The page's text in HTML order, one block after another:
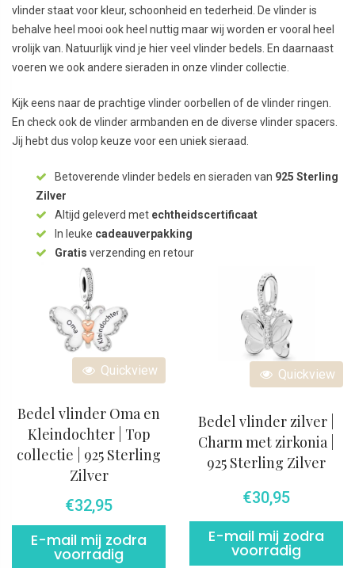
vlinder staat voor kleur, schoonheid en tederheid. De vlinder is
behalve heel mooi ook heel nuttig maar wij worden er vooral heel
vrolijk van. Natuurlijk vind je hier veel vlinder bedels. En daarnaast
voeren we ook andere sieraden in onze vlinder collectie.
Kijk eens naar de prachtige vlinder oorbellen of de vlinder ringen.
En check ook de vlinder armbanden en de diverse vlinder spacers.
Jij hebt dus volop keuze voor een uniek sieraad.
Betoverende vlinder bedels en sieraden van 925 Sterling
Zilver
Altijd geleverd met echtheidscertificaat
In leuke cadeauverpakking
Gratis verzending en retour
Quickview
Bedel vlinder Oma en
Kleindochter | Top
collectie | 925 Sterling
Zilver
€32,95
E-mail mij zodra
voorradig
Quickview
Bedel vlinder zilver |
Charm met zirkonia |
925 Sterling Zilver
€30,95
E-mail mij zodra
voorradig